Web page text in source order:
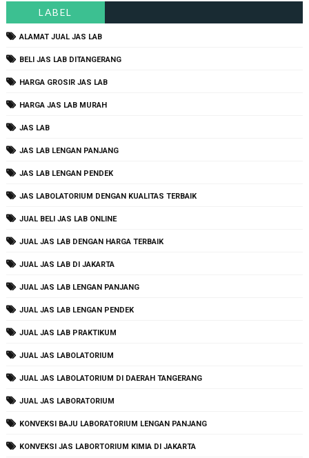
LABEL
ALAMAT JUAL JAS LAB
BELI JAS LAB DITANGERANG
HARGA GROSIR JAS LAB
HARGA JAS LAB MURAH
JAS LAB
JAS LAB LENGAN PANJANG
JAS LAB LENGAN PENDEK
JAS LABOLATORIUM DENGAN KUALITAS TERBAIK
JUAL BELI JAS LAB ONLINE
JUAL JAS LAB DENGAN HARGA TERBAIK
JUAL JAS LAB DI JAKARTA
JUAL JAS LAB LENGAN PANJANG
JUAL JAS LAB LENGAN PENDEK
JUAL JAS LAB PRAKTIKUM
JUAL JAS LABOLATORIUM
JUAL JAS LABOLATORIUM DI DAERAH TANGERANG
JUAL JAS LABORATORIUM
KONVEKSI BAJU LABORATORIUM LENGAN PANJANG
KONVEKSI JAS LABORTORIUM KIMIA DI JAKARTA